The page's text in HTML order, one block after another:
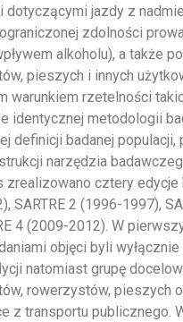
dotyczącymi jazdy z
zdolności
alkoholu), a także
pieszych i innych
warunkiem rzetelności
identycznej metodologii
definicji badanej populacji,
narzędzia
zrealizowano cztery edycje
SARTRE 2 (1996-1997),
4 (2009-2012). W
objęci byli
natomiast grupę
rowerzystów, pieszych
z transportu publicznego.